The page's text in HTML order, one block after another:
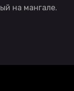
на мангале.